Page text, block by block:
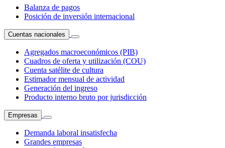
Balanza de pagos
Posición de inversión internacional
Cuentas nacionales
Agregados macroeconómicos (PIB)
Cuadros de oferta y utilización (COU)
Cuenta satélite de cultura
Estimador mensual de actividad
Generación del ingreso
Producto interno bruto por jurisdicción
Empresas
Demanda laboral insatisfecha
Grandes empresas